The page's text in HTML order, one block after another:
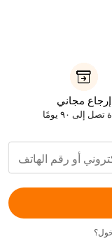
إرجاع مجاني
إلى ٩٠ يومًا